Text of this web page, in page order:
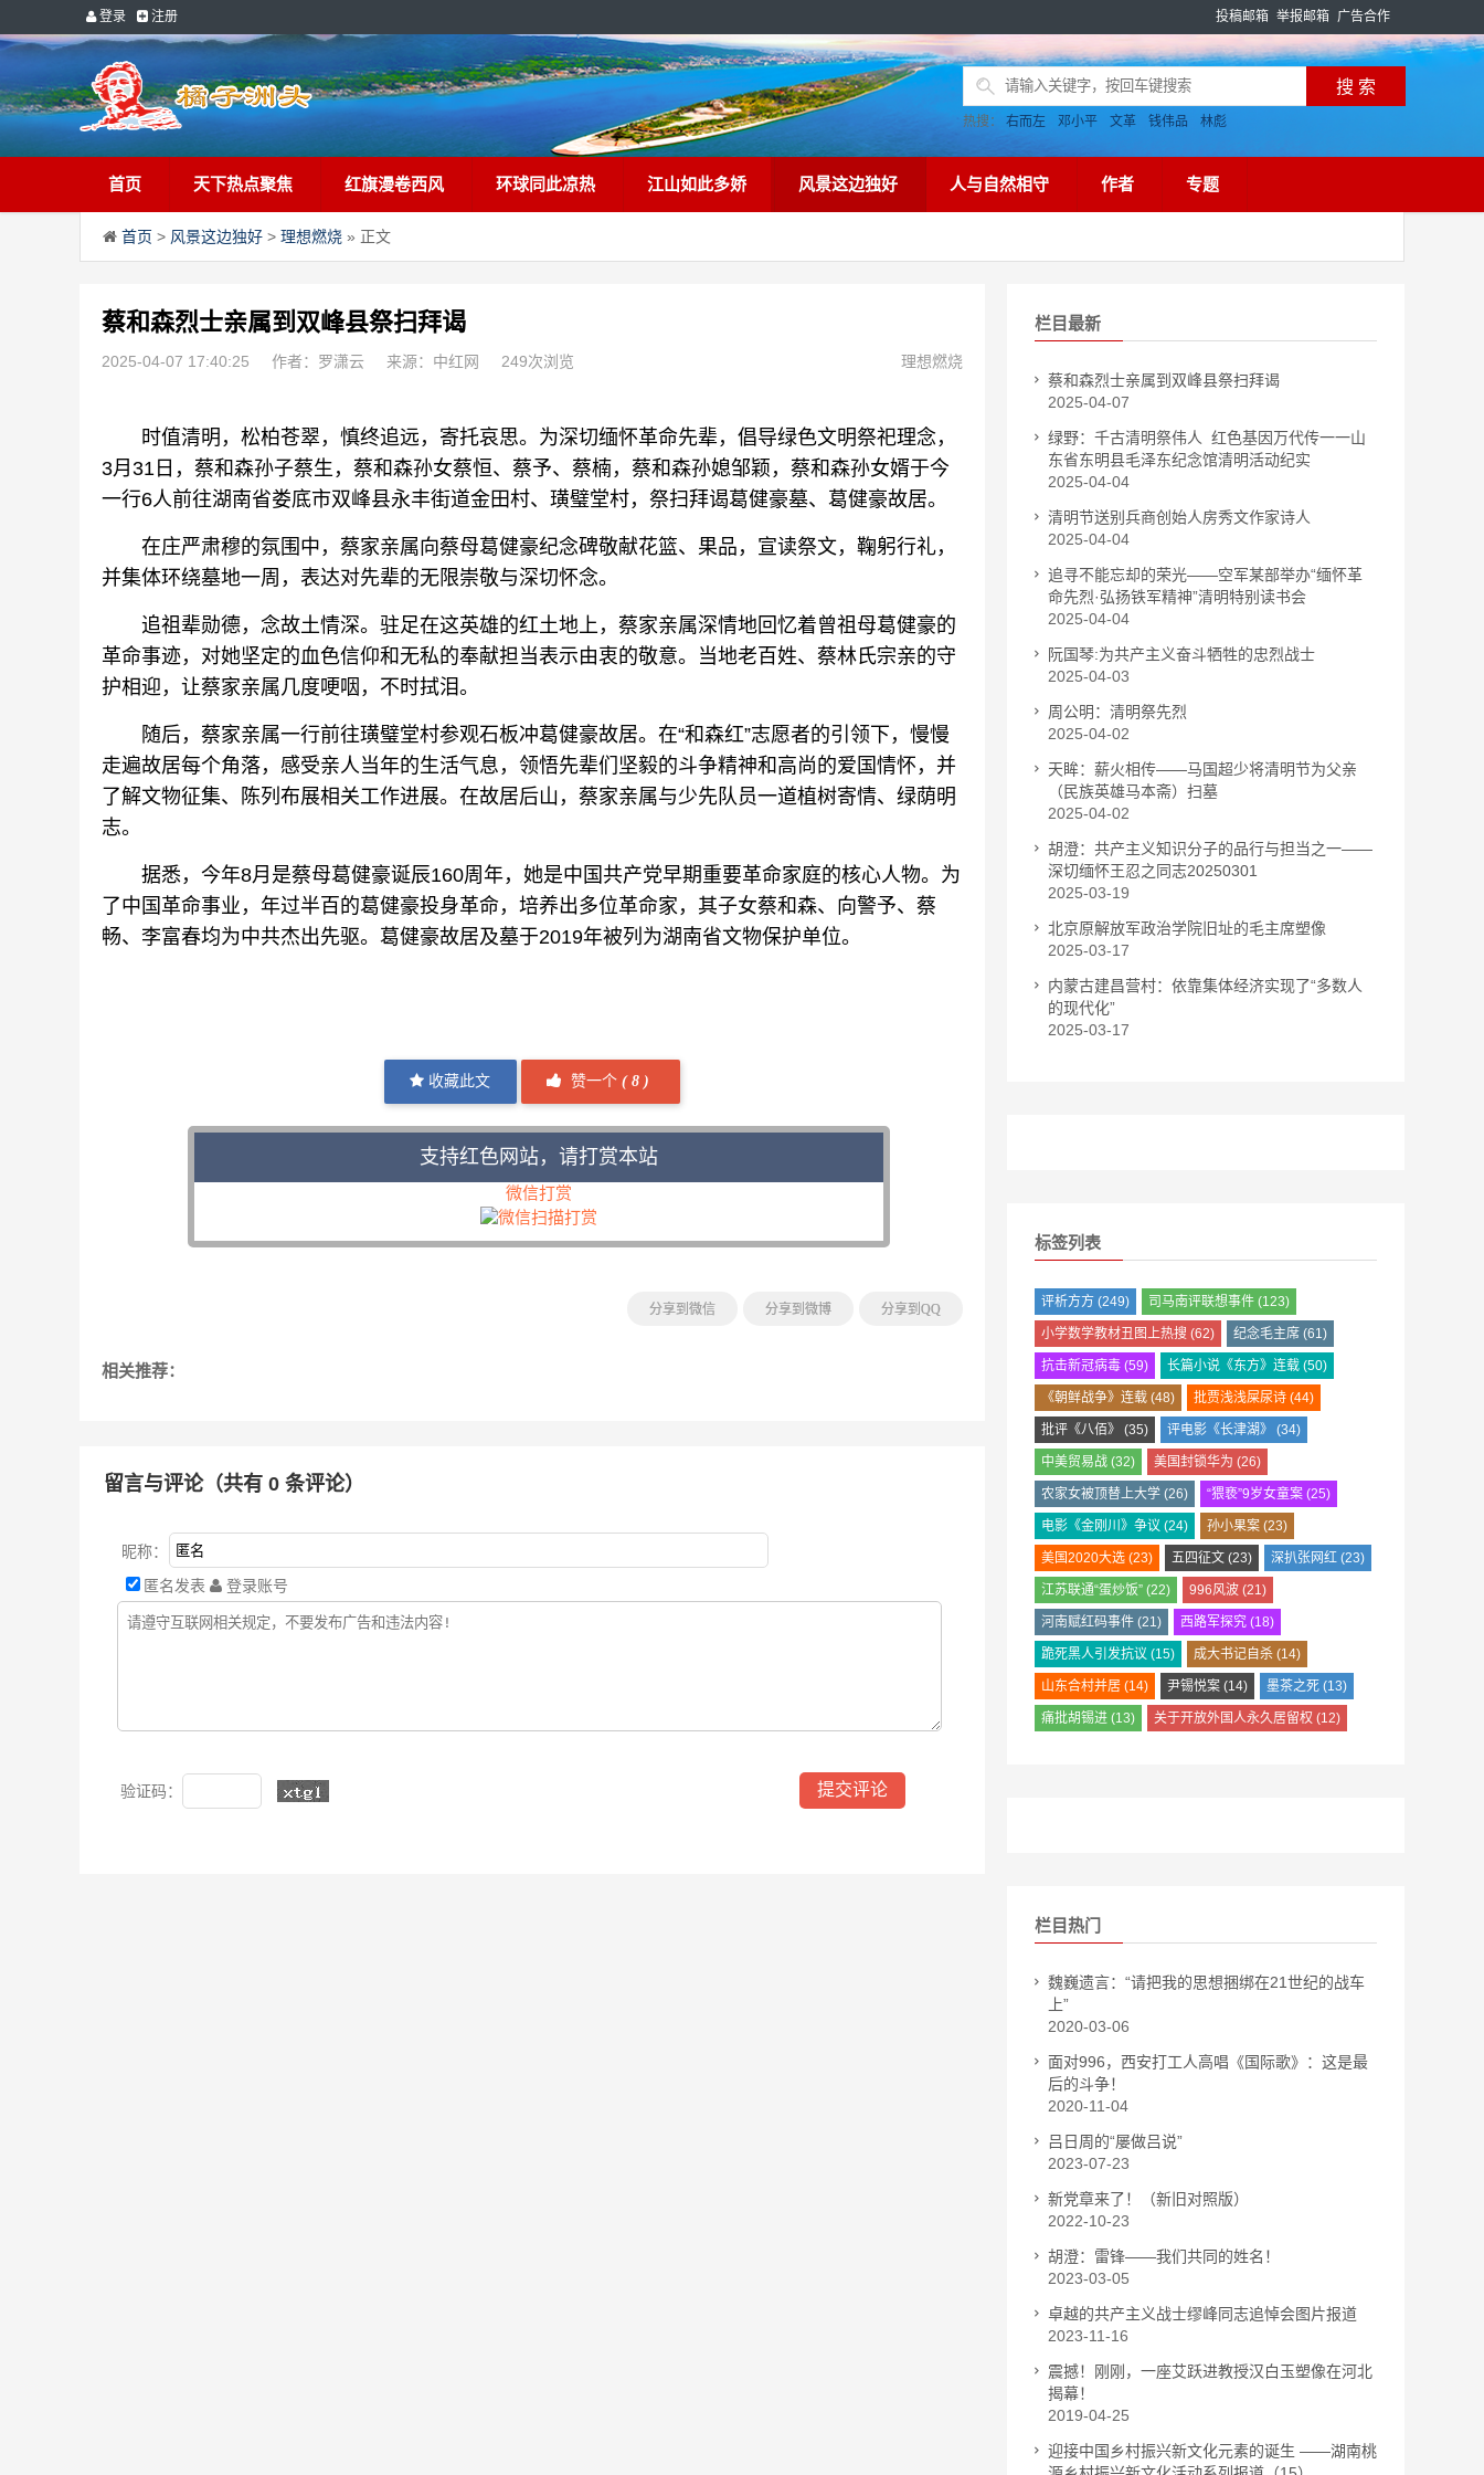
登录 注册 投稿邮箱 举报邮箱 广告合作
热搜： 右而左 邓小平 文革 钱伟品 林彪
首页 天下热点聚焦 红旗漫卷西风 环球同此凉热 江山如此多娇 风景这边独好 人与自然相守 作者 专题
首页 > 风景这边独好 > 理想燃烧 » 正文
蔡和森烈士亲属到双峰县祭扫拜谒
2025-04-07 17:40:25 作者：罗潇云 来源：中红网 249次浏览 理想燃烧
时值清明，松柏苍翠，慎终追远，寄托哀思。为深切缅怀革命先辈，倡导绿色文明祭祀理念，
3月31日，蔡和森孙子蔡生，蔡和森孙女蔡恒、蔡予、蔡楠，蔡和森孙媳邹颖，蔡和森孙女婿于今
一行6人前往湖南省娄底市双峰县永丰街道金田村、璜璧堂村，祭扫拜谒葛健豪墓、葛健豪故居。
在庄严肃穆的氛围中，蔡家亲属向蔡母葛健豪纪念碑敬献花篮、果品，宣读祭文，鞠躬行礼，
并集体环绕墓地一周，表达对先辈的无限崇敬与深切怀念。
追祖辈勋德，念故土情深。驻足在这英雄的红土地上，蔡家亲属深情地回忆着曾祖母葛健豪的
革命事迹，对她坚定的血色信仰和无私的奉献担当表示由衷的敬意。当地老百姓、蔡林氏宗亲的守
护相迎，让蔡家亲属几度哽咽，不时拭泪。
随后，蔡家亲属一行前往璜璧堂村参观石板冲葛健豪故居。在“和森红”志愿者的引领下，慢慢
走遍故居每个角落，感受亲人当年的生活气息，领悟先辈们坚毅的斗争精神和高尚的爱国情怀，并
了解文物征集、陈列布展相关工作进展。在故居后山，蔡家亲属与少先队员一道植树寄情、绿荫明
志。
据悉，今年8月是蔡母葛健豪诞辰160周年，她是中国共产党早期重要革命家庭的核心人物。为
了中国革命事业，年过半百的葛健豪投身革命，培养出多位革命家，其子女蔡和森、向警予、蔡
畅、李富春均为中共杰出先驱。葛健豪故居及墓于2019年被列为湖南省文物保护单位。
收藏此文 赞一个( 8 )
支持红色网站，请打赏本站
微信打赏
分享到微信 分享到微博 分享到QQ
相关推荐：
留言与评论（共有 0 条评论）
昵称：
匿名发表
登录账号
验证码：
栏目最新
蔡和森烈士亲属到双峰县祭扫拜谒
2025-04-07
绿野：千古清明祭伟人 红色基因万代传一一山
东省东明县毛泽东纪念馆清明活动纪实
2025-04-04
清明节送别兵商创始人房秀文作家诗人
2025-04-04
追寻不能忘却的荣光——空军某部举办“缅怀革
命先烈·弘扬铁军精神”清明特别读书会
2025-04-04
阮国琴:为共产主义奋斗牺牲的忠烈战士
2025-04-03
周公明：清明祭先烈
2025-04-02
天眸：薪火相传——马国超少将清明节为父亲
（民族英雄马本斋）扫墓
2025-04-02
胡澄：共产主义知识分子的品行与担当之一——
深切缅怀王忍之同志20250301
2025-03-19
北京原解放军政治学院旧址的毛主席塑像
2025-03-17
内蒙古建昌营村：依靠集体经济实现了“多数人
的现代化”
2025-03-17
标签列表
评析方方 (249) 司马南评联想事件 (123)
小学数学教材丑图上热搜 (62) 纪念毛主席 (61)
抗击新冠病毒 (59) 长篇小说《东方》连载 (50)
《朝鲜战争》连载 (48) 批贾浅浅屎尿诗 (44)
批评《八佰》 (35) 评电影《长津湖》 (34)
中美贸易战 (32) 美国封锁华为 (26)
农家女被顶替上大学 (26) “猥亵”9岁女童案 (25)
电影《金刚川》争议 (24) 孙小果案 (23)
美国2020大选 (23) 五四征文 (23) 深扒张网红 (23)
江苏联通“蛋炒饭” (22) 996风波 (21)
河南赋红码事件 (21) 西路军探究 (18)
跪死黑人引发抗议 (15) 成大书记自杀 (14)
山东合村并居 (14) 尹锡悦案 (14) 墨茶之死 (13)
痛批胡锡进 (13) 关于开放外国人永久居留权 (12)
栏目热门
魏巍遗言：“请把我的思想捆绑在21世纪的战车
上”
2020-03-06
面对996，西安打工人高唱《国际歌》：这是最
后的斗争！
2020-11-04
吕日周的“屡做吕说”
2023-07-23
新党章来了！（新旧对照版）
2022-10-23
胡澄：雷锋——我们共同的姓名！
2023-03-05
卓越的共产主义战士缪峰同志追悼会图片报道
2023-11-16
震撼！刚刚，一座艾跃进教授汉白玉塑像在河北
揭幕！
2019-04-25
迎接中国乡村振兴新文化元素的诞生 ——湖南桃